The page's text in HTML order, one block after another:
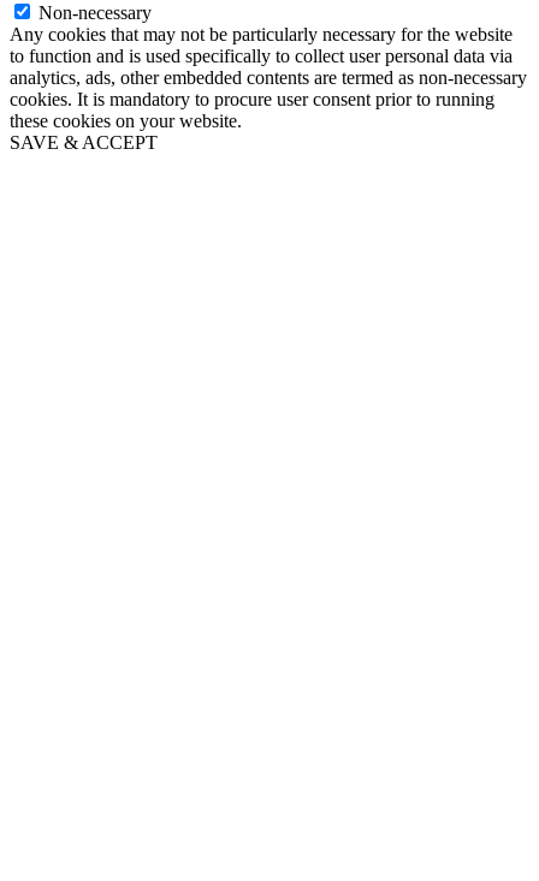
Non-necessary
Any cookies that may not be particularly necessary for the website
to function and is used specifically to collect user personal data via
analytics, ads, other embedded contents are termed as non-necessary
cookies. It is mandatory to procure user consent prior to running
these cookies on your website.
SAVE & ACCEPT